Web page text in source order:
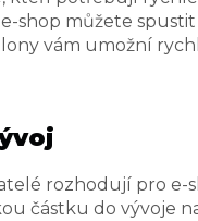
shop můžete
vám umožní
rozhodují pro e-
částku do vývoje